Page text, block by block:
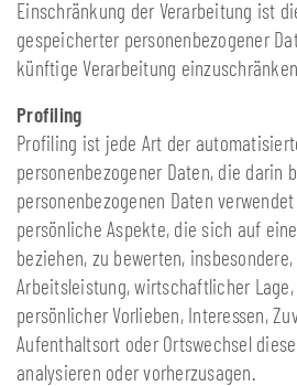
Einschränkung der Verarbeitung ist
gespeicherter personenbezogener
künftige Verarbeitung
Profiling
Profiling ist jede Art der
personenbezogener Daten, die darin
personenbezogenen Daten
persönliche Aspekte, die sich auf
beziehen, zu bewerten,
Arbeitsleistung, wirtschaftlicher Lage,
persönlicher Vorlieben, Interessen,
Aufenthaltsort oder Ortswechsel
analysieren oder vorherzusagen.